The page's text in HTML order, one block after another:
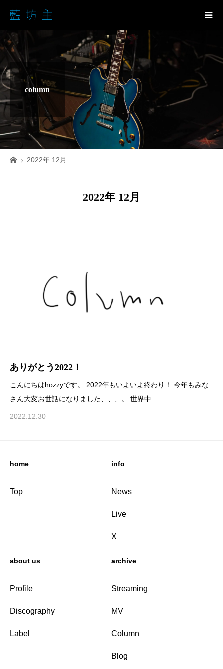
column
2022年 12月
2022年 12月
ありがとう2022！
こんにちはhozzyです。 2022年もいよいよ終わり！ 今年もみな
さん大変お世話になりました、、、。 世界中...
2022.12.30
home
Top
info
News
Live
X
about us
Profile
Discography
Label
archive
Streaming
MV
Column
Blog